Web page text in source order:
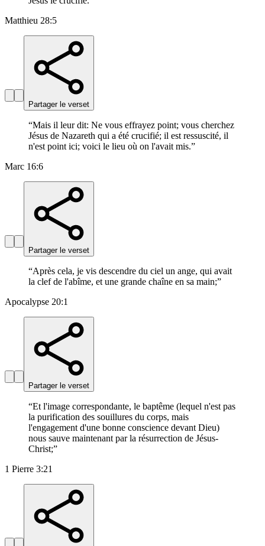
Matthieu 28:5
Partager le verset
“Mais il leur dit: Ne vous effrayez point; vous cherchez
Jésus de Nazareth qui a été crucifié; il est ressuscité, il
n'est point ici; voici le lieu où on l'avait mis.”
Marc 16:6
Partager le verset
“Après cela, je vis descendre du ciel un ange, qui avait
la clef de l'abîme, et une grande chaîne en sa main;”
Apocalypse 20:1
Partager le verset
“Et l'image correspondante, le baptême (lequel n'est pas
la purification des souillures du corps, mais
l'engagement d'une bonne conscience devant Dieu)
nous sauve maintenant par la résurrection de Jésus-
Christ;”
1 Pierre 3:21